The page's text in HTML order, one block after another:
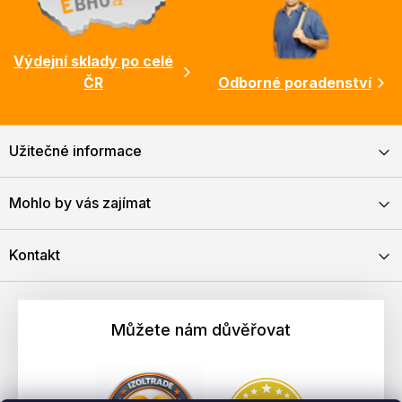
Výdejní sklady po celé
ČR
Odborné poradenství
Užitečné informace
Mohlo by vás zajímat
Kontakt
Můžete nám důvěřovat